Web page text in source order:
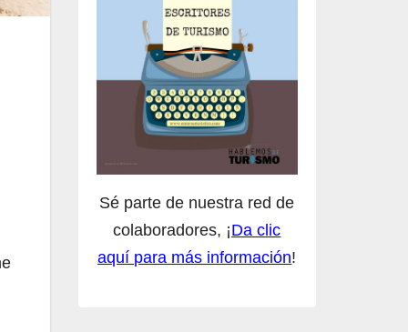
Sé parte de nuestra red de
colaboradores, ¡Da clic
aquí para más información!